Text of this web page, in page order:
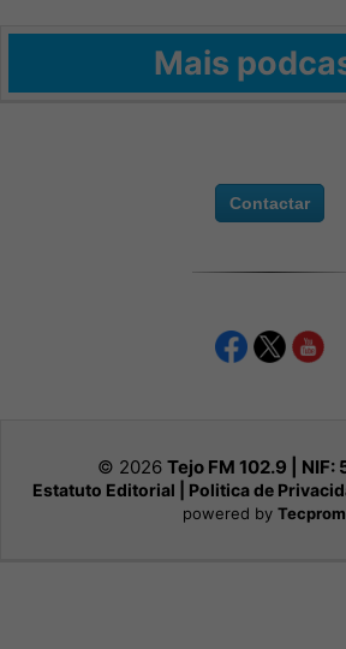
Mais
Contactar
© 2026 Tejo FM 102.9 | NIF:
Estatuto Editorial Politica de
powered by